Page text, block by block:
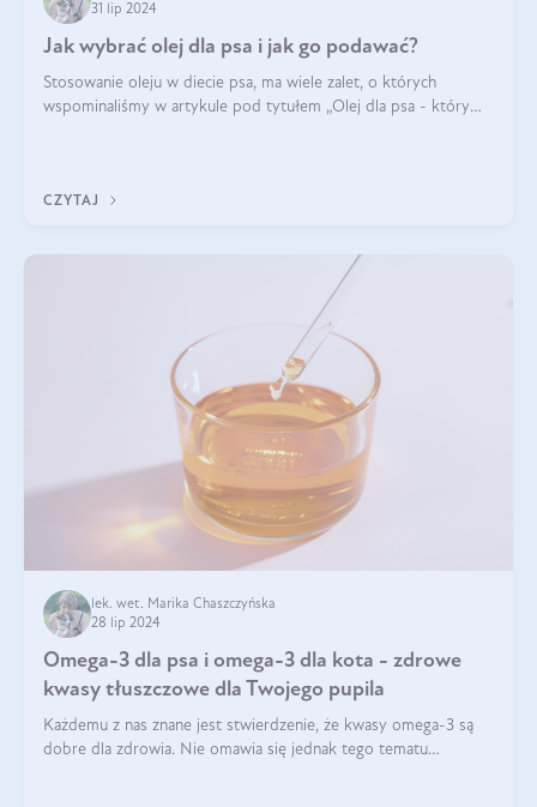
31 lip 2024
Jak wybrać olej dla psa i jak go podawać?
Stosowanie oleju w diecie psa, ma wiele zalet, o których
wspominaliśmy w artykule pod tytułem „Olej dla psa - który
CZYTAJ
lek. wet. Marika Chaszczyńska
28 lip 2024
Omega-3 dla psa i omega-3 dla kota - zdrowe
kwasy tłuszczowe dla Twojego pupila
Każdemu z nas znane jest stwierdzenie, że kwasy omega-3 są
dobre dla zdrowia. Nie omawia się jednak tego tematu